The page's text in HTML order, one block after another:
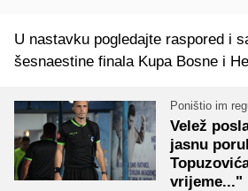
U nastavku pogledajte raspored i
šesnaestine finala Kupa Bosne i
Poništio im
Velež
jasnu
vrijeme..."